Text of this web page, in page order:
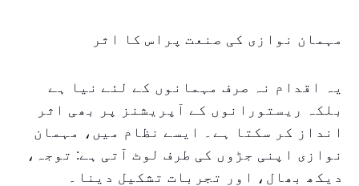
مہمان نوازی کی صنعت پراس کا اثر
یہ اقدام نہ صرف مہمانوں کے لئے نیا ہے
بلکہ ریستورانوں کے آپریشنز پر بھی اثر
انداز کر سکتا ہے۔ ایسے نظام میں، مہمان
نوازی اپنی جڑوں کی طرف لوٹ آتی ہے: توجہ،
دیکھ بھال، اور تجربات تشکیل دینا۔